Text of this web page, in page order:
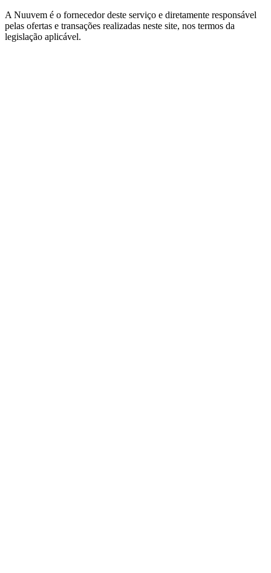
A Nuuvem é o fornecedor deste serviço e diretamente responsável
pelas ofertas e transações realizadas neste site, nos termos da
legislação aplicável.